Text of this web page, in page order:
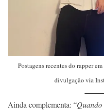
Postagens recentes do rapper
divulgação via
Ainda complementa: “Quando